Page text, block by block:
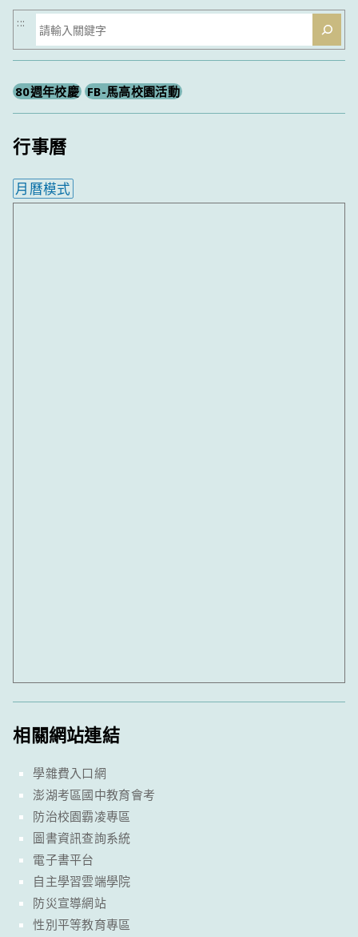
搜
尋
:::
80週年校慶 FB-馬高校園活動
行事曆
月曆模式
相關網站連結
學雜費入口網
澎湖考區國中教育會考
防治校園霸凌專區
圖書資訊查詢系統
電子書平台
自主學習雲端學院
防災宣導網站
性別平等教育專區